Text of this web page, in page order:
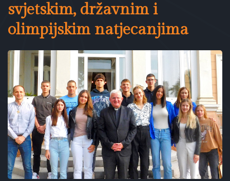
svjetskim, državnim i
olimpijskim natjecanjima